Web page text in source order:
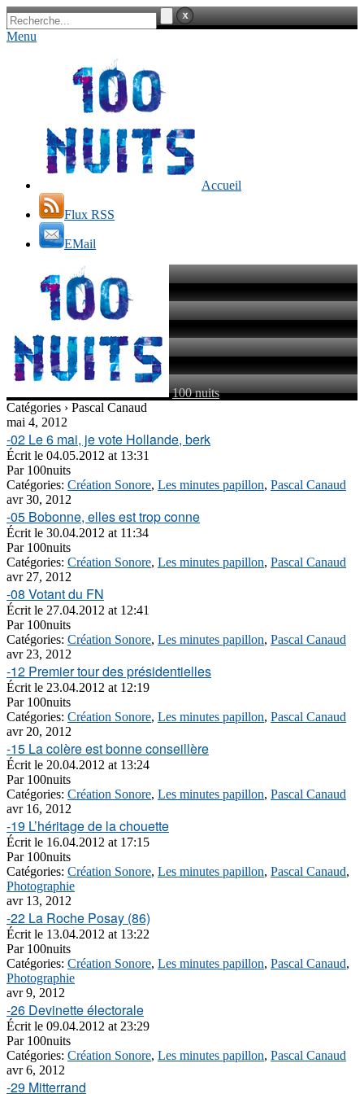
Menu
Accueil
Flux RSS
EMail
100 nuits
Catégories › Pascal Canaud
mai 4, 2012
-02 Le 6 mai, je vote Hollande, berk
Écrit le 04.05.2012 at 13:31
Par100nuits
Catégories: Création Sonore, Les minutes papillon, Pascal Canaud
avr 30, 2012
-05 Bobonne, elles est trop conne
Écrit le 30.04.2012 at 11:34
Par100nuits
Catégories: Création Sonore, Les minutes papillon, Pascal Canaud
avr 27, 2012
-08 Votant du FN
Écrit le 27.04.2012 at 12:41
Par100nuits
Catégories: Création Sonore, Les minutes papillon, Pascal Canaud
avr 23, 2012
-12 Premier tour des présidentielles
Écrit le 23.04.2012 at 12:19
Par100nuits
Catégories: Création Sonore, Les minutes papillon, Pascal Canaud
avr 20, 2012
-15 La colère est bonne conseillère
Écrit le 20.04.2012 at 13:24
Par100nuits
Catégories: Création Sonore, Les minutes papillon, Pascal Canaud
avr 16, 2012
-19 L’héritage de la chouette
Écrit le 16.04.2012 at 17:15
Par100nuits
Catégories: Création Sonore, Les minutes papillon, Pascal Canaud,
Photographie
avr 13, 2012
-22 La Roche Posay (86)
Écrit le 13.04.2012 at 13:22
Par100nuits
Catégories: Création Sonore, Les minutes papillon, Pascal Canaud,
Photographie
avr 9, 2012
-26 Devinette électorale
Écrit le 09.04.2012 at 23:29
Par100nuits
Catégories: Création Sonore, Les minutes papillon, Pascal Canaud
avr 6, 2012
-29 Mitterrand